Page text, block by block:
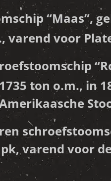
“Maas”,
varend voor
“
ton o.m., in
varend voor